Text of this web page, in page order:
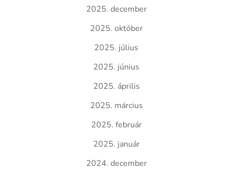
2025. december
2025. október
2025. július
2025. június
2025. április
2025. március
2025. február
2025. január
2024. december